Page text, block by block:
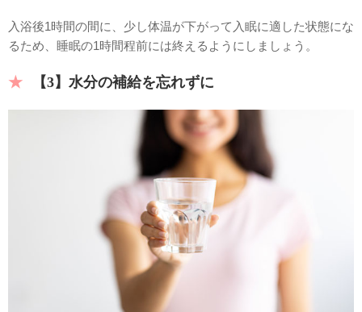
入浴後1時間の間に、少し体温が下がって入眠に適した状態にな
るため、睡眠の1時間程前には終えるようにしましょう。
【3】水分の補給を忘れずに